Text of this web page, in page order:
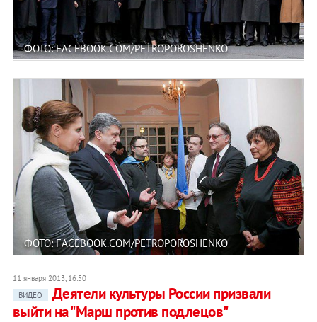
ФОТО: FACEBOOK.COM/PETROPOROSHENKO
ФОТО: FACEBOOK.COM/PETROPOROSHENKO
11 января 2013, 16:50
ВИДЕО
Деятели культуры России призвали
выйти на "Марш против подлецов"